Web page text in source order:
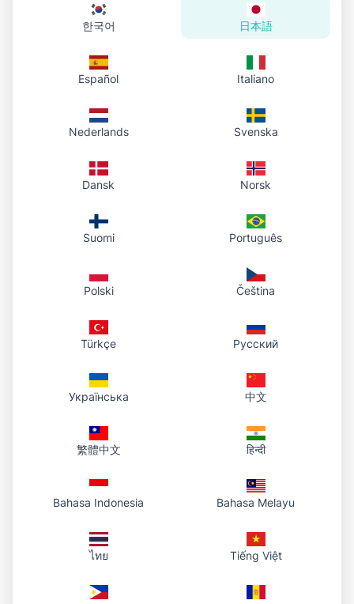
한국어 日本語
Español Italiano
Nederlands Svenska
Dansk Norsk
Suomi Português
Polski Čeština
Türkçe Русский
Українська 中文
繁體中文 हिन्दी
Bahasa Indonesia Bahasa Melayu
ไทย Tiếng Việt